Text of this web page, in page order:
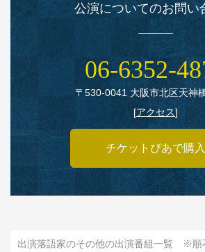
公演についてのお問い
〒530‑0041 大阪市北区天神
[アクセス]
チケットぴあで購入
出演落語家のその他の出演番組一覧 ※順